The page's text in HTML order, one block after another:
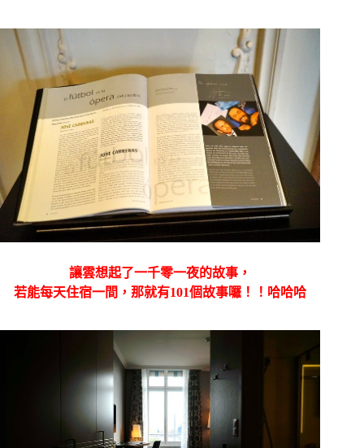
讓雲想起了一千零一夜的故事，
若能每天住宿一間，那就有101個故事囉！！哈哈哈